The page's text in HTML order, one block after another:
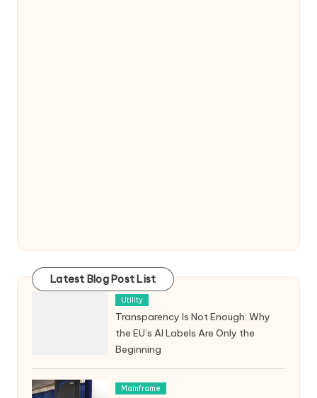
Latest Blog Post List
Utility
Transparency Is Not Enough: Why
the EU’s AI Labels Are Only the
Beginning
Mainframe